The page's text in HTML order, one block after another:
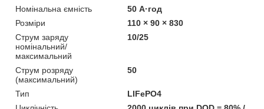
Номінальна ємність
50 А·год
Розміри
110 × 90 × 830
Струм заряду
номінальний/
максимальний
10/25
Струм розряду
(максимальний)
50
Тип
LIFePO4